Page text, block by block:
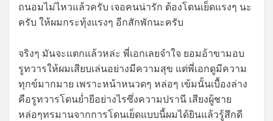
ถนอมไม่ไหวแล้วครับ เจอคนน่ารัก ต้องโดนเย็ดแรงๆ นะ
ครับ ให้ผมกระทุ้งแรงๆ อีกสักพักนะครับ
จริงๆ มันจะแตกแล้วหล่ะ พี่เอกเลยจำใจ ยอมอ้าขามอบ
รูทวารให้ผมเสียบเล่นอย่างมีความสุข แต่พี่เอกดูมีความ
ทุกข์มากมาย เพราะหน้าหนวดๆ หล่อๆ เข้มนั้นเบื้องล่าง
คือรูทวารโดนย่ำยีอย่างไรซึ่งความปรานี เสียงผู้ชาย
หล่อๆทรมานจากการโดนเย็ดแบบนี้ผมได้ยินแล้วรู้สึกดี